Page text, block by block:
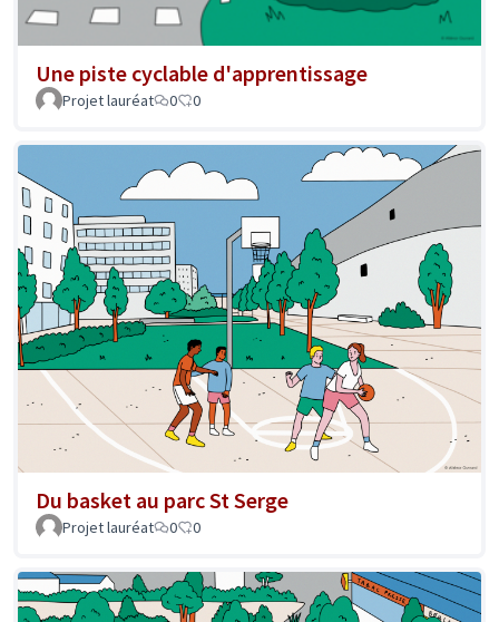
Une piste cyclable d'apprentissage
Projet lauréat 0 0
Du basket au parc St Serge
Projet lauréat 0 0